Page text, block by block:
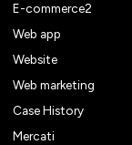
E-commerce2
Web app
Website
Web marketing
Case History
Mercati